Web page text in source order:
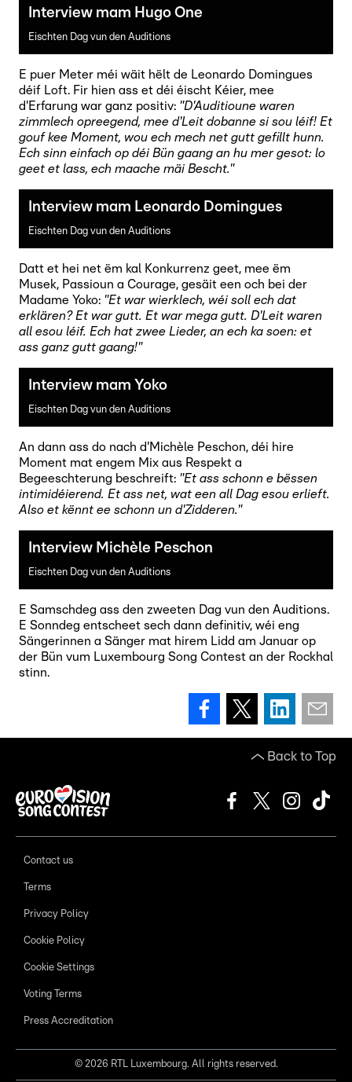
Interview mam Hugo One
Eischten Dag vun den Auditions
E puer Meter méi wäit hëlt de Leonardo Domingues
déif Loft. Fir hien ass et déi éischt Kéier, mee
d'Erfarung war ganz positiv: "D'Auditioune waren
zimmlech opreegend, mee d'Leit dobanne si sou léif! Et
gouf kee Moment, wou ech mech net gutt gefillt hunn.
Ech sinn einfach op déi Bün gaang an hu mer gesot: lo
geet et lass, ech maache mäi Bescht."
Interview mam Leonardo Domingues
Eischten Dag vun den Auditions
Datt et hei net ëm kal Konkurrenz geet, mee ëm
Musek, Passioun a Courage, gesäit een och bei der
Madame Yoko: "Et war wierklech, wéi soll ech dat
erklären? Et war gutt. Et war mega gutt. D'Leit waren
all esou léif. Ech hat zwee Lieder, an ech ka soen: et
ass ganz gutt gaang!"
Interview mam Yoko
Eischten Dag vun den Auditions
An dann ass do nach d'Michèle Peschon, déi hire
Moment mat engem Mix aus Respekt a
Begeeschterung beschreift: "Et ass schonn e bëssen
intimidéierend. Et ass net, wat een all Dag esou erlieft.
Also et kënnt ee schonn un d'Zidderen."
Interview Michèle Peschon
Eischten Dag vun den Auditions
E Samschdeg ass den zweeten Dag vun den Auditions.
E Sonndeg entscheet sech dann definitiv, wéi eng
Sängerinnen a Sänger mat hirem Lidd am Januar op
der Bün vum Luxembourg Song Contest an der Rockhal
stinn.
Back to Top
Contact us
Terms
Privacy Policy
Cookie Policy
Cookie Settings
Voting Terms
Press Accreditation
© 2026 RTL Luxembourg. All rights reserved.